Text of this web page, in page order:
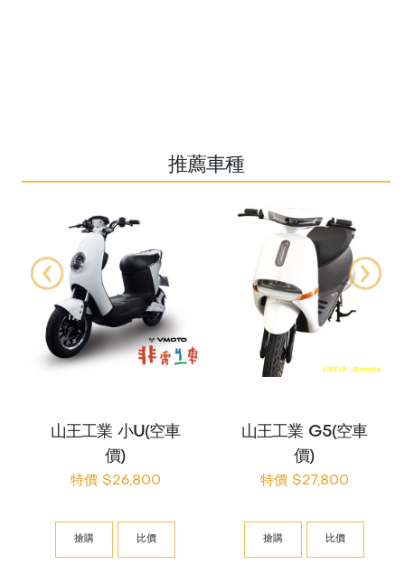
推薦車種
山王工業 小U(空車
價)
特價 $26,800
搶購 比價
山王工業 G5(空車
價)
特價 $27,800
搶購 比價